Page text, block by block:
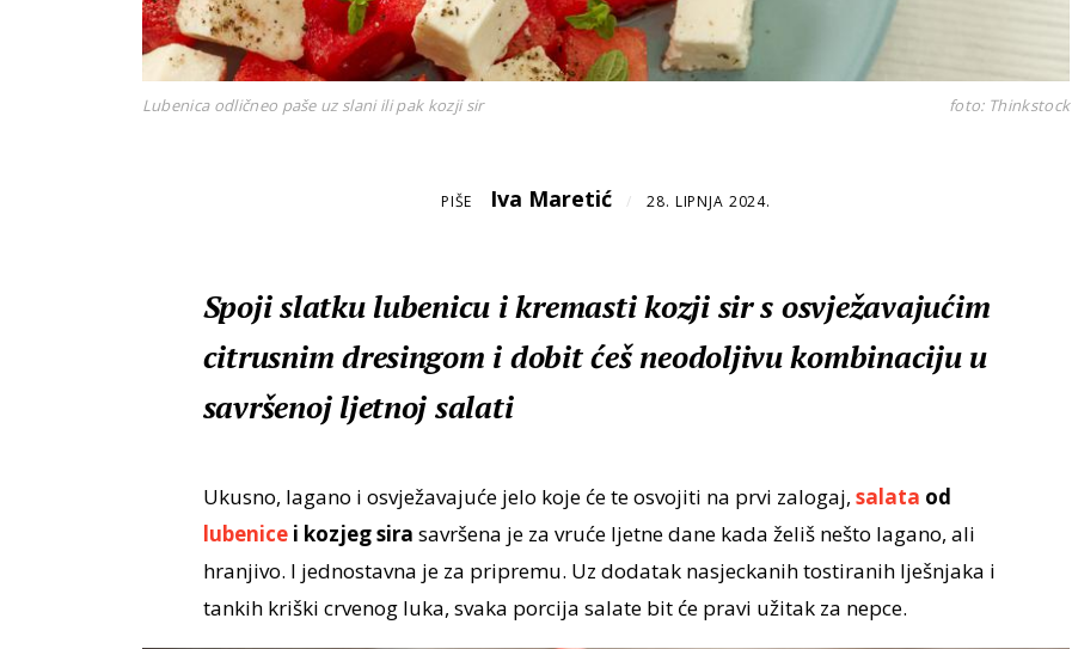
Lubenica odličneo paše uz slani ili pak kozji sir foto: Thinkstock
PIŠE Iva Maretić / 28. LIPNJA 2024.
Spoji slatku lubenicu i kremasti kozji sir s osvježavajućim
citrusnim dresingom i dobit ćeš neodoljivu kombinaciju u
savršenoj ljetnoj salati
Ukusno, lagano i osvježavajuće jelo koje će te osvojiti na prvi zalogaj, salata od
lubenicei kozjeg sira savršena je za vruće ljetne dane kada želiš nešto lagano, ali
hranjivo. I jednostavna je za pripremu. Uz dodatak nasjeckanih tostiranih lješnjaka i
tankih kriški crvenog luka, svaka porcija salate bit će pravi užitak za nepce.